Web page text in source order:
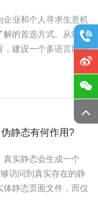
企业和个人寻求生意机
解的首选方式。从站在
，建设一个多语言网站
静态有何作用?
真实静态会生成一个
访问到真实存在的静
静态页面文件，而仅